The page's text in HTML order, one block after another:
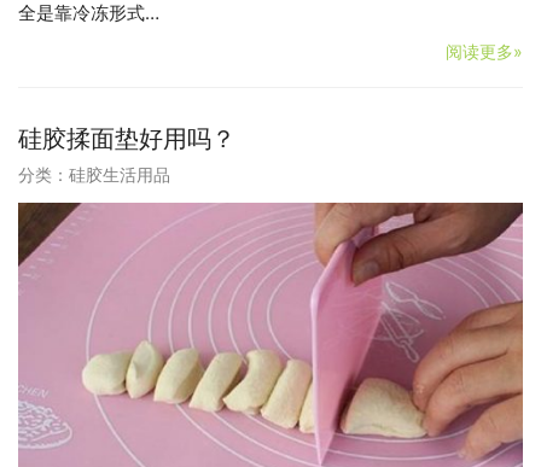
全是靠冷冻形式…
阅读更多»
硅胶揉面垫好用吗？
分类： 硅胶生活用品